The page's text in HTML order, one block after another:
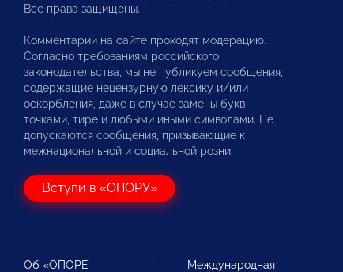
Все права защищены.
Комментарии на сайте проходят модерацию.
Согласно требованиям российского
законодательства, мы не публикуем сообщения,
содержащие нецензурную лексику и/или
оскорбления, даже в случае замены букв
точками, тире и любыми иными символами. Не
допускаются сообщения, призывающие к
межнациональной и социальной розни.
Вступи в «ОПОРУ»
Об «ОПОРЕ
Международная